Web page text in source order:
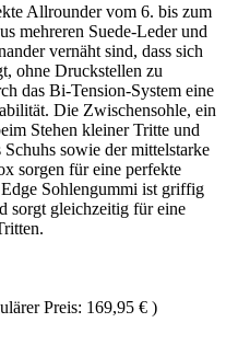
Allrounder vom 6. bis zum
mehreren Suede-Leder und
vernäht sind, dass sich
ohne Druckstellen zu
das Bi-Tension-System eine
Die Zwischensohle, ein
Stehen kleiner Tritte und
sowie der mittelstarke
sorgen für eine perfekte
Sohlengummi ist griffig
sorgt gleichzeitig für eine
Preis: 169,95 € )